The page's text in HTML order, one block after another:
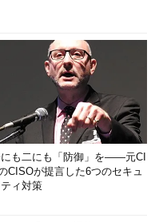
も二にも「防御」を――元CI
CISOが提言した6つのセキュ
ティ対策